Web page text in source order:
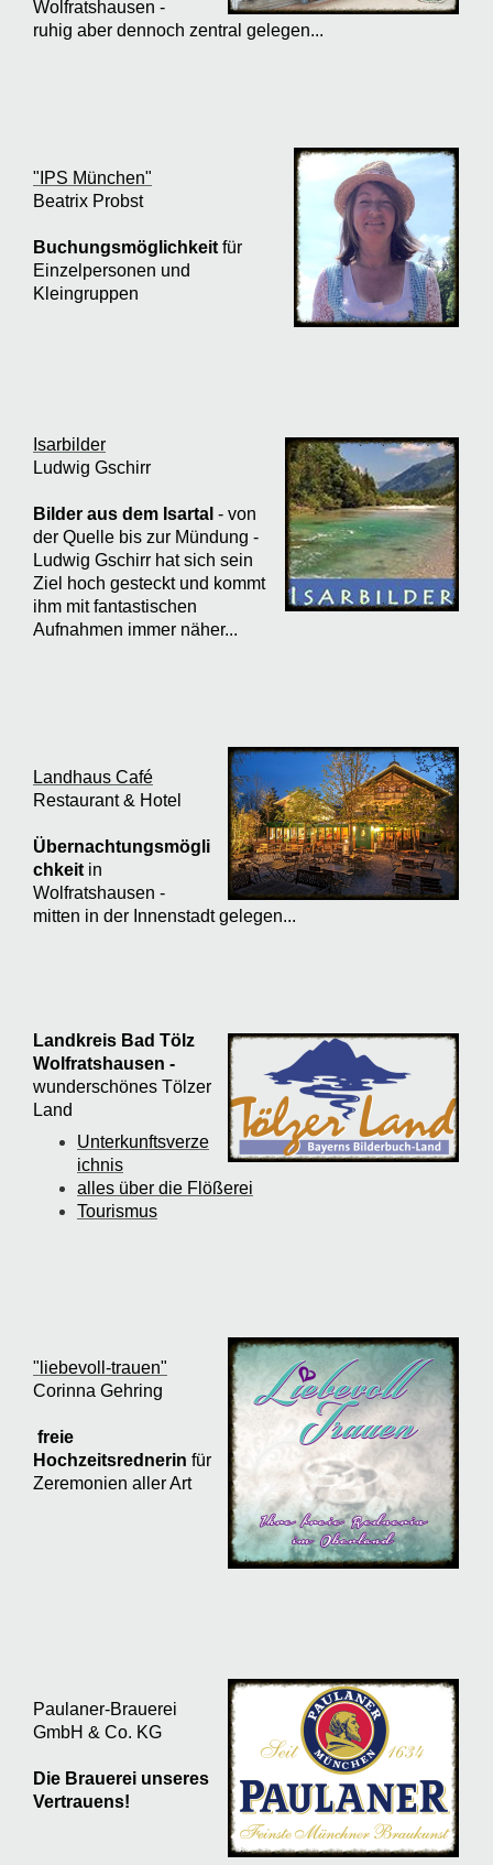
Wolfratshausen -
ruhig aber dennoch zentral gelegen...
"IPS München"
Beatrix Probst
Buchungsmöglichkeit für
Einzelpersonen und
Kleingruppen
Isarbilder
Ludwig Gschirr
Bilder aus dem Isartal - von
der Quelle bis zur Mündung -
Ludwig Gschirr hat sich sein
Ziel hoch gesteckt und kommt
ihm mit fantastischen
Aufnahmen immer näher...
Landhaus Café
Restaurant & Hotel
Übernachtungsmögli
chkeit in
Wolfratshausen -
mitten in der Innenstadt gelegen...
Landkreis Bad Tölz
Wolfratshausen -
wunderschönes Tölzer
Land
Unterkunftsverze
ichnis
alles über die Flößerei
Tourismus
"liebevoll-trauen"
Corinna Gehring
freie
Hochzeitsrednerin für
Zeremonien aller Art
Paulaner-Brauerei
GmbH & Co. KG
Die Brauerei unseres
Vertrauens!